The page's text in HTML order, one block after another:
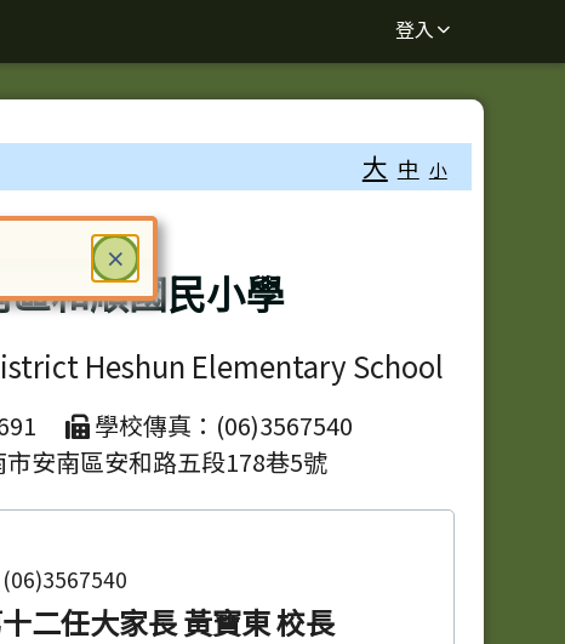
登入
大 中 小
和順國民小學
Heshun Elementary School
學校傳真：(06)3567540
安南區安和路五段178巷5號
二任大家長 黃寶東 校長
× 關閉
鍵或空白鍵確認，按下 Escape 鍵關閉